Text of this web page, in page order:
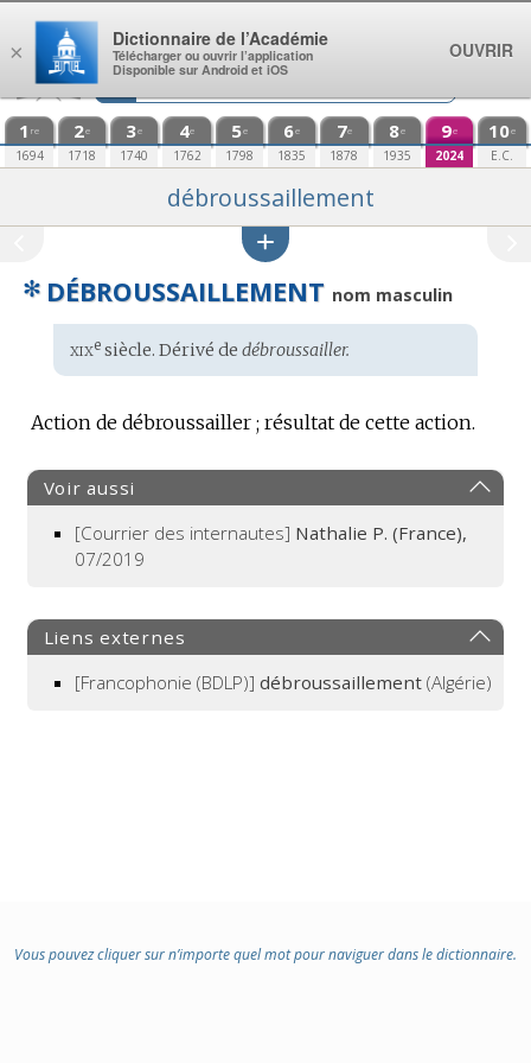
Aller au contenu
1 re
1694
2e
1718
3e
1740
4e
1762
5e
1798
6e
1835
7e
1878
8e
1935
9e
2024
10e
E.C.
débroussaillement
✻ DÉBROUSSAILLEMENT nom masculin
Étymologie
:
xixesiècle. Dérivé de débroussailler.
Action de débroussailler ; résultat de cette action.
Voir aussi
[Courrier des internautes] Nathalie P. (France),
07/2019
Liens externes
[Francophonie (BDLP)] débroussaillement (Algérie)
Vous pouvez cliquer sur n’importe quel mot pour naviguer dans le dictionnaire.
×
Dictionnaire de l’Académie
Télécharger ou ouvrir l’application
Disponible sur Android et iOS
OUVRIR